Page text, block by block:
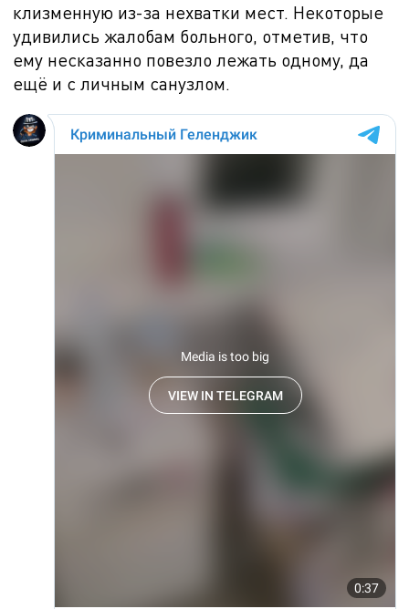
клизменную из-за нехватки мест. Некоторые
удивились жалобам больного, отметив, что
ему несказанно повезло лежать одному, да
ещё и с личным санузлом.